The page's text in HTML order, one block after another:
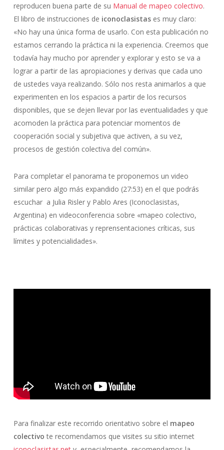
reproducen buena parte de su Manual de mapeo colectivo.
El libro de instrucciones de iconoclasistases muy claro:
«No hay una única forma de usarlo. Con esta publicación no
estamos cerrando la práctica ni la experiencia. Creemos que
todavía hay mucho por aprender y explorar y esto se va a
lograr a partir de las apropiaciones y derivas que cada uno
de ustedes vaya realizando. Sólo nos resta animarlos a que
experimenten en los espacios a partir de los recursos
disponibles, que se dejen llevar por las eventualidades y que
acomoden la práctica para potenciar momentos de
cooperación social y subjetiva que activen, a su vez,
procesos de gestión colectiva del común».
Para completar el panorama te proponemos un video
similar pero algo más expandido (27:53) en el que podrás
escuchar a Julia Risler y Pablo Ares (Iconoclasistas,
Argentina) en videoconferencia sobre «mapeo colectivo,
prácticas colaborativas y reprensentaciones críticas, sus
límites y potencialidades».
Para finalizar este recorrido orientativo sobre el mapeo
colectivo te recomendamos que visites su sitio internet